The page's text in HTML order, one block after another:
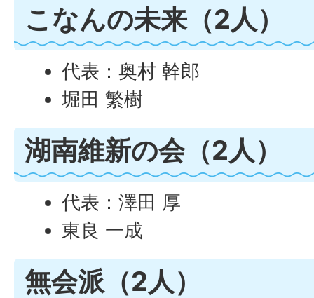
こなんの未来（2人）
代表：奥村 幹郎
堀田 繁樹
湖南維新の会（2人）
代表：澤田 厚
東良 一成
無会派（2人）